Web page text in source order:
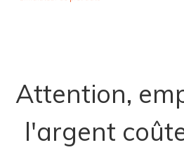
Attention,
l'argent